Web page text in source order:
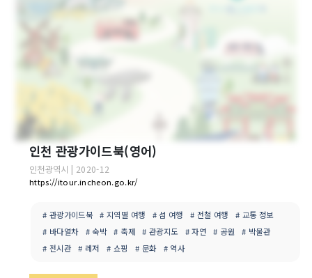
인천 관광가이드북(영어)
인천광역시 | 2020-12
https://itour.incheon.go.kr/
# 관광가이드북 # 지역별 여행 # 섬 여행 # 전철 여행
# 교통 정보
# 바다열차
# 숙박 # 축제 # 관광지도 # 자연 # 공원
# 박물관
# 전시관
# 레저 # 쇼핑 # 문화 # 역사